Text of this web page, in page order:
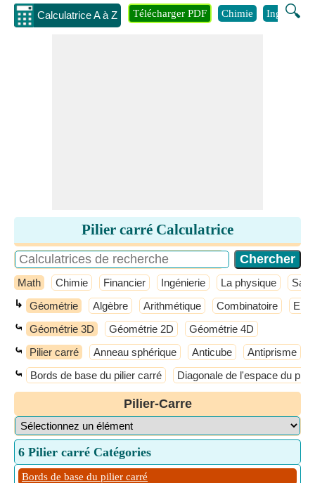
Calculatrice A à Z 🔍
Télécharger PDF Chimie Ingénierie
Pilier carré Calculatrice
Math Chimie Financier Ingénierie La physique
↳ Géométrie Algèbre Arithmétique Combinatoire
⤿ Géométrie 3D Géométrie 2D Géométrie 4D
⤿ Pilier carré Anneau sphérique Anticube Antiprisme
⤿ Bords de base du pilier carré Diagonale de l'espace du
Pilier-Carre
6 Pilier carré Catégories
Bords de base du pilier carré